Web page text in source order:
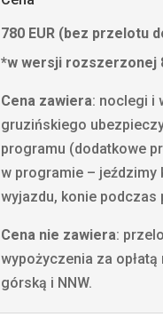
780 EUR (bez przelotu
*w wersji rozszerzonej
Cena zawiera: noclegi i
gruzińskiego
programu (dodatkowe
w programie – jeździmy
wyjazdu, konie
Cena nie zawiera:
wypożyczenia za
górską i NNW.